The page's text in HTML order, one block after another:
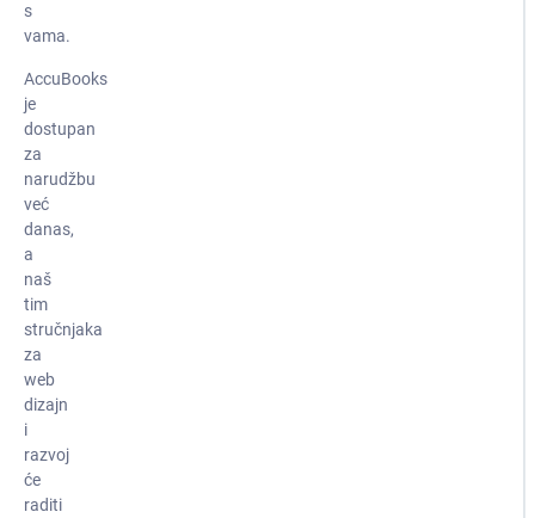
s
vama.
AccuBooks
je
dostupan
za
narudžbu
već
danas,
a
naš
tim
stručnjaka
za
web
dizajn
i
razvoj
će
raditi